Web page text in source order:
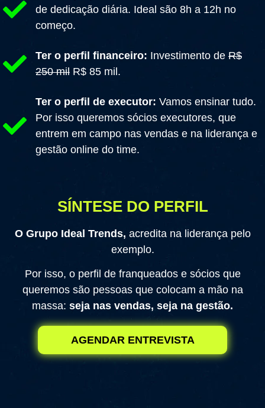
de dedicação diária. Ideal são 8h a 12h no
começo.
Ter o perfil financeiro: Investimento de R$
250 mil R$ 85 mil.
Ter o perfil de executor: Vamos ensinar tudo.
Por isso queremos sócios executores, que
entrem em campo nas vendas e na liderança e
gestão online do time.
SÍNTESE DO PERFIL
O Grupo Ideal Trends, acredita na liderança pelo
exemplo.
Por isso, o perfil de franqueados e sócios que
queremos são pessoas que colocam a mão na
massa: seja nas vendas, seja na gestão.
AGENDAR ENTREVISTA